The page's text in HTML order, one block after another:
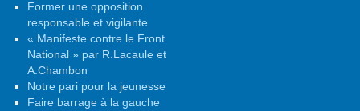
Former une opposition
responsable et vigilante
« Manifeste contre le Front
National » par R.Lacaule et
A.Chambon
Notre pari pour la jeunesse
Faire barrage à la gauche